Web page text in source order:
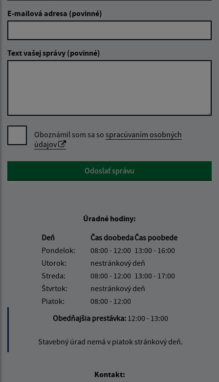
E-mailová adresa (povinné)
Text vašej správy (povinné)
Oboznámil som sa so spracúvaním osobných
údajov
Google reCaptcha ResponseOdoslať správu
Úradné hodiny:
Deň
Čas doobedaČas poobede
Pondelok:
08:00 - 12:00 13:00 - 16:00
Utorok:
nestránkový deň
Streda:
08:00 - 12:00 13:00 - 17:00
Štvrtok:
nestránkový deň
Piatok:
08:00 - 12:00
Obedňajšia prestávka: 12:00 - 13:00
Stavebný úrad nemá v piatok stránkový deň.
Kontakt: